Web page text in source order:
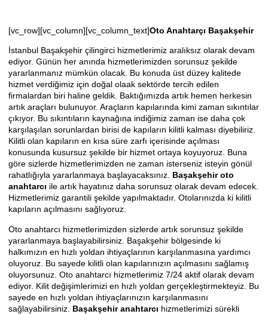
[vc_row][vc_column][vc_column_text]Oto Anahtarçı Başakşehir
İstanbul Başakşehir çilingirci hizmetlerimiz aralıksız olarak devam
ediyor. Günün her anında hizmetlerimizden sorunsuz şekilde
yararlanmanız mümkün olacak. Bu konuda üst düzey kalitede
hizmet verdiğimiz için doğal olaak sektörde tercih edilen
firmalardan biri haline geldik. Baktığımızda artık hemen herkesin
artık araçları bulunuyor. Araçların kapılarında kimi zaman sıkıntılar
çıkıyor. Bu sıkıntıların kaynağına indiğimiz zaman ise daha çok
karşılaşılan sorunlardan birisi de kapıların kilitli kalması diyebiliriz.
Kilitli olan kapıların en kısa süre zarfı içerisinde açılması
konusunda kusursuz şekilde bir hizmet ortaya koyuyoruz. Buna
göre sizlerde hizmetlerimizden ne zaman isterseniz isteyin gönül
rahatlığıyla yararlanmaya başlayacaksınız. Başakşehir oto
anahtarcı ile artık hayatınız daha sorunsuz olarak devam edecek.
Hizmetlerimiz garantili şekilde yapılmaktadır. Otolarınızda ki kilitli
kapıların açılmasını sağlıyoruz.
Oto anahtarcı hizmetlerimizden sizlerde artık sorunsuz şekilde
yararlanmaya başlayabilirsiniz. Başakşehir bölgesinde ki
halkımızın en hızlı yoldan ihtiyaçlarının karşılanmasına yardımcı
oluyoruz. Bu sayede kilitli olan kapılarınızın açılmasını sağlamış
oluyorsunuz. Oto anahtarcı hizmetlerimiz 7/24 aktif olarak devam
ediyor. Kilit değişimlerimizi en hızlı yoldan gerçekleştirmekteyiz. Bu
sayede en hızlı yoldan ihtiyaçlarınızın karşılanmasını
sağlayabilirsiniz. Başakşehir anahtarcı hizmetlerimizi sürekli